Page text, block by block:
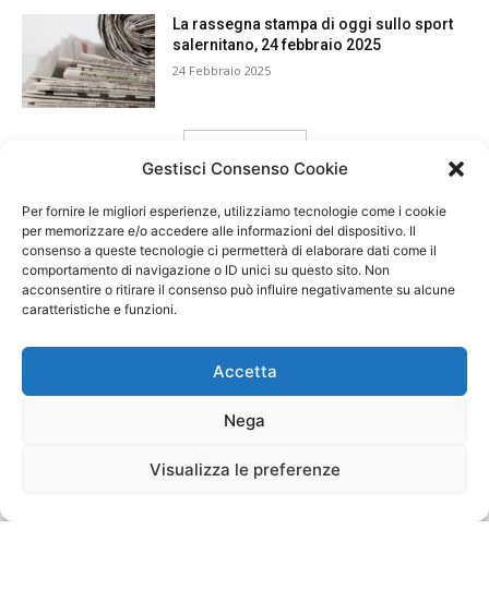
Gestisci Consenso Cookie
Per fornire le migliori esperienze, utilizziamo tecnologie come i cookie
per memorizzare e/o accedere alle informazioni del dispositivo. Il
consenso a queste tecnologie ci permetterà di elaborare dati come il
comportamento di navigazione o ID unici su questo sito. Non
acconsentire o ritirare il consenso può influire negativamente su alcune
caratteristiche e funzioni.
Accetta
Nega
Visualizza le preferenze
La rassegna stampa di oggi sullo sport
salernitano, 24 febbraio 2025
24 Febbraio 2025